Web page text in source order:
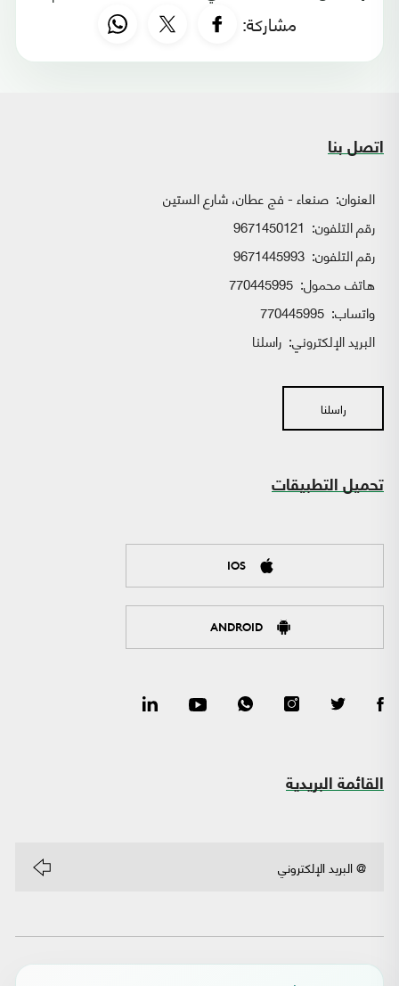
مشاركة:
اتصل بنا
العنوان: صنعاء - فج عطان، شارع الستين
رقم التلفون: 9671450121
رقم التلفون: 9671445993
هاتف محمول: 770445995
واتساب:
البريد الإلكتروني: راسلنا
راسلنا
تحميل التطبيقات
IOS
ANDROID
القائمة البريدية